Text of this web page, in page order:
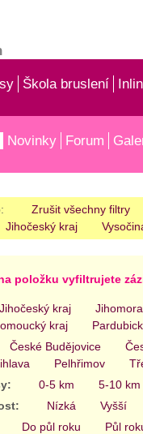
Škola bruslení
Novinky Forum
Zrušit všechny filtry
Jihočeský kraj
položku vyfiltrujete
Jihočeský kraj
kraj
České Budějovice
Pelhřimov
0-5 km 5-10 km
Nízká Vyšší
Do půl roku Půl